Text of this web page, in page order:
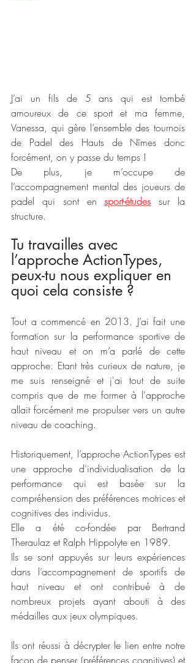
J’ai un fils de 5 ans qui est tombé
amoureux de ce sport et ma femme,
Vanessa, qui gère l’ensemble des tournois
de Padel des Hauts de Nîmes donc
forcément, on y passe du temps !
De plus, je m’occupe de
l’accompagnement mental des joueurs de
padel qui sont en sport-études sur la
structure.
Tu travailles avec
l’approche ActionTypes,
peux-tu nous expliquer en
quoi cela consiste ?
Tout a commencé en 2013. J’ai fait une
formation sur la performance sportive de
haut niveau et on m’a parlé de cette
approche. Etant très curieux de nature, je
me suis renseigné et j'ai tout de suite
compris que de me former à l'approche
allait forcément me propulser vers un autre
niveau de coaching.
Historiquement, l’approche ActionTypes est
une approche d’individualisation de la
performance qui est basée sur la
compréhension des préférences motrices et
cognitives des individus.
Elle a été co-fondée par Bertrand
Theraulaz et Ralph Hippolyte en 1989.
Ils se sont appuyés sur leurs expériences
dans l’accompagnement de sportifs de
haut niveau et ont contribué à de
nombreux projets ayant abouti à des
médailles aux jeux olympiques.
Ils ont réussi à décrypter le lien entre notre
façon de penser (préférences cognitives) et